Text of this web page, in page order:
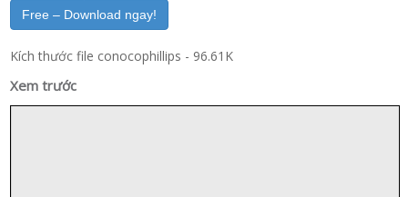
Free – Download ngay!
Kích thước file conocophillips - 96.61K
Xem trước